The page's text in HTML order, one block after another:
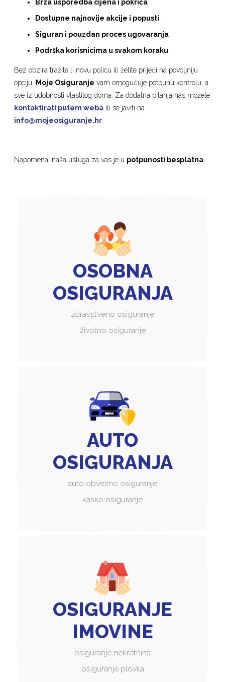
Brza usporedba cijena i pokrića
Dostupne najnovije akcije i popusti
Siguran i pouzdan proces ugovaranja
Podrška korisnicima u svakom koraku
Bez obzira tražite li novu policu ili želite prijeći na povoljniju
opciju, Moje Osiguranje vam omogućuje potpunu kontrolu, a
sve iz udobnosti vlastitog doma. Za dodatna pitanja nas možete
kontaktirati putem weba ili se javiti na
info@mojeosiguranje.hr.
Napomena: naša usluga za vas je u potpunosti besplatna.
OSOBNA
OSIGURANJA
zdravstveno osiguranje
životno osiguranje
AUTO
OSIGURANJA
auto obvezno osiguranje
kasko osiguranje
OSIGURANJE
IMOVINE
osiguranje nekretnina
osiguranje plovila